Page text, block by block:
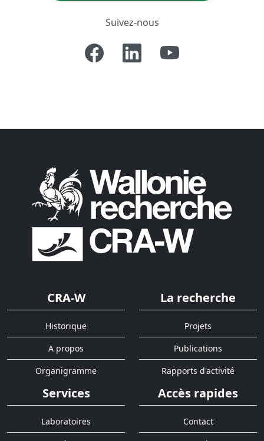
Suivez-nous
CRA-W
Historique
A propos
Organigramme
La recherche
Projets
Publications
Rapports d'activité
Services
Laboratoires
Accès rapides
Contact